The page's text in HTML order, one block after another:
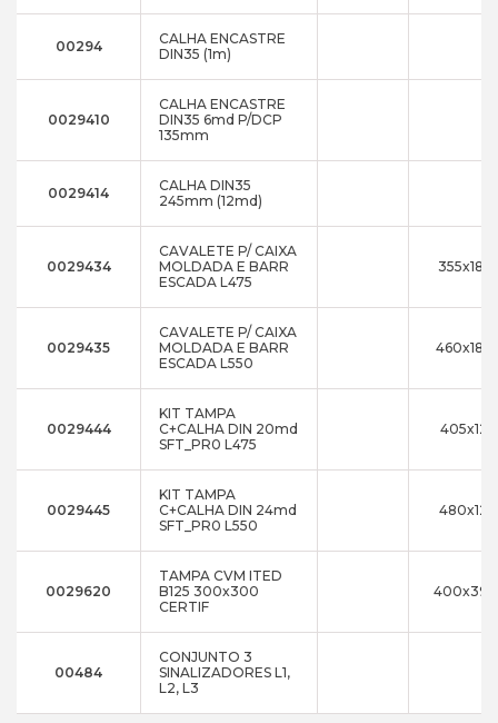
00294
CALHA ENCASTRE
DIN35 (1m)
0029410
CALHA ENCASTRE
DIN35 6md P/DCP
135mm
0029414
CALHA DIN35
245mm (12md)
0029434
CAVALETE P/ CAIXA
MOLDADA E BARR
ESCADA L475
0029435
CAVALETE P/ CAIXA
MOLDADA E BARR
ESCADA L550
0029444
KIT TAMPA
C+CALHA DIN 20md
SFT_PR0 L475
0029445
KIT TAMPA
C+CALHA DIN 24md
SFT_PR0 L550
0029620
TAMPA CVM ITED
B125 300x300
CERTIF
00484
CONJUNTO 3
SINALIZADORES L1,
L2, L3